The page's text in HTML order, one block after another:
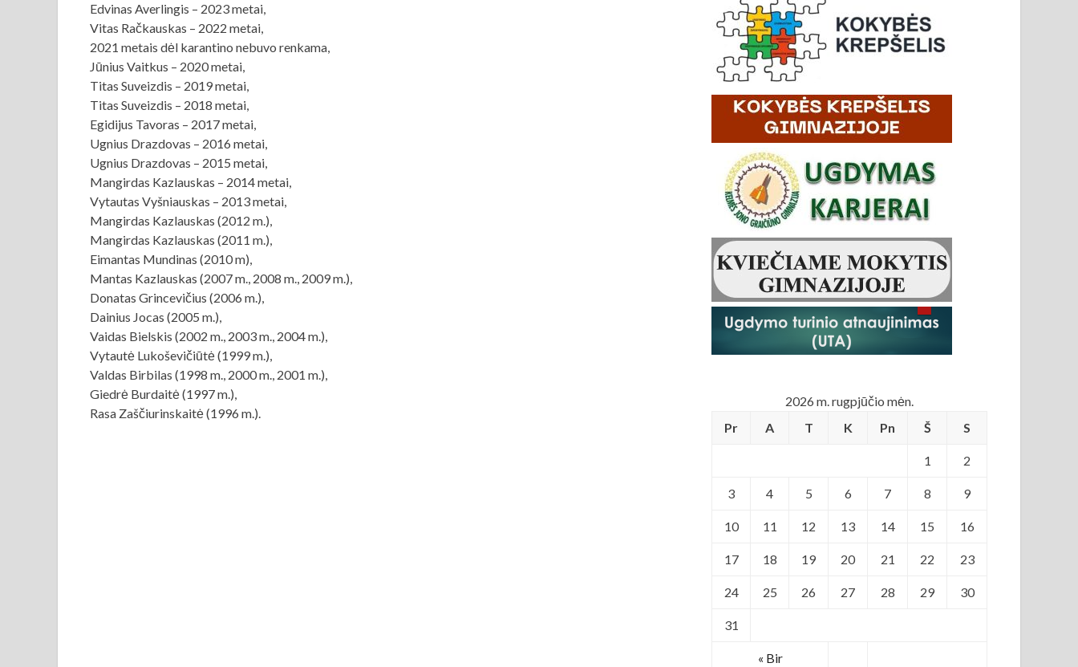
Edvinas Averlingis – 2023 metai,
Vitas Račkauskas – 2022 metai,
2021 metais dėl karantino nebuvo renkama,
Jūnius Vaitkus – 2020 metai,
Titas Suveizdis – 2019 metai,
Titas Suveizdis – 2018 metai,
Egidijus Tavoras – 2017 metai,
Ugnius Drazdovas – 2016 metai,
Ugnius Drazdovas – 2015 metai,
Mangirdas Kazlauskas – 2014 metai,
Vytautas Vyšniauskas – 2013 metai,
Mangirdas Kazlauskas (2012 m.),
Mangirdas Kazlauskas (2011 m.),
Eimantas Mundinas (2010 m),
Mantas Kazlauskas (2007 m., 2008 m., 2009 m.),
Donatas Grincevičius (2006 m.),
Dainius Jocas (2005 m.),
Vaidas Bielskis (2002 m., 2003 m., 2004 m.),
Vytautė Lukoševičiūtė (1999 m.),
Valdas Birbilas (1998 m., 2000 m., 2001 m.),
Giedrė Burdaitė (1997 m.),
Rasa Zaščiurinskaitė (1996 m.).
2026 m. rugpjūčio mėn.
Pr
A T K Pn Š S
« Bir
1 2
3 4 5 6 7 8 9
10 11 12 13 14 15 16
17 18 19 20 21 22 23
24 25 26 27 28 29 30
31